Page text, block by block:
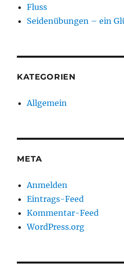
Fluss
Seidenübungen – ein
KATEGORIEN
Allgemein
META
Anmelden
Eintrags-Feed
Kommentar-Feed
WordPress.org